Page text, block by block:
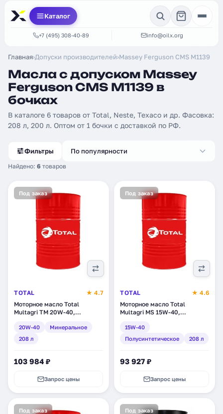
Каталог
+7 (495) 308-40-89 info@oilx.org
Главная›Допуски производителей›Massey Ferguson CMS M1139
Масла с допуском Massey
Ferguson CMS M1139 в
бочках
В каталоге 6 товаров от Total, Neste, Texaco и др. Фасовка:
208 л, 200 л. Оптом от 1 бочки с доставкой по РФ.
Фильтры
Найдено: 6 товаров
По популярности
Под заказ
TOTAL
★ 4.7
Моторное масло Total
Multagri TM 20W-40,
20W-40
Минеральное
208 л
103 984 ₽
Запрос цены
Под заказ
TOTAL
★ 4.6
Моторное масло Total
Multagri MS 15W-40,
(110658)
15W-40
Полусинтетическое
208 л
93 927 ₽
Запрос цены
Под заказ Под заказ